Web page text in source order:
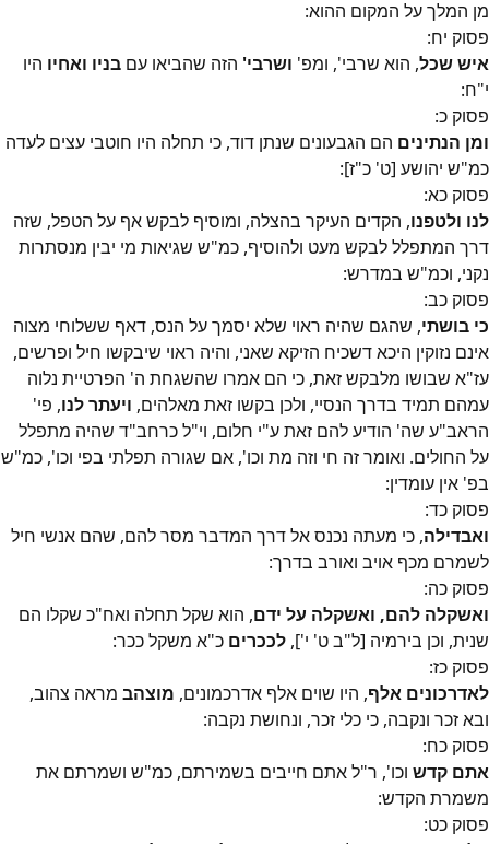
מן המלך על המקום ההוא:
פסוק יח:
איש שכל, הוא שרבי', ומפ' ושרבי' הזה שהביאו עם בניו ואחיו היו
י"ח:
פסוק כ:
ומן הנתינים הם הגבעונים שנתן דוד, כי תחלה היו חוטבי עצים לעדה
כמ"ש יהושע [ט' כ"ז]:
פסוק כא:
לנו ולטפנו, הקדים העיקר בהצלה, ומוסיף לבקש אף על הטפל, שזה
דרך המתפלל לבקש מעט ולהוסיף, כמ"ש שגיאות מי יבין מנסתרות
נקני, וכמ"ש במדרש:
פסוק כב:
כי בושתי, שהגם שהיה ראוי שלא יסמך על הנס, דאף ששלוחי מצוה
אינם נזוקין היכא דשכיח הזיקא שאני, והיה ראוי שיבקשו חיל ופרשים,
עז"א שבושו מלבקש זאת, כי הם אמרו שהשגחת ה' הפרטיית נלוה
עמהם תמיד בדרך הנסיי, ולכן בקשו זאת מאלהים, ויעתר לנו, פי'
הראב"ע שה' הודיע להם זאת ע"י חלום, וי"ל כרחב"ד שהיה מתפלל
על החולים. ואומר זה חי וזה מת וכו', אם שגורה תפלתי בפי וכו', כמ"ש
בפ' אין עומדין:
פסוק כד:
ואבדילה, כי מעתה נכנס אל דרך המדבר מסר להם, שהם אנשי חיל
לשמרם מכף אויב ואורב בדרך:
פסוק כה:
ואשקלה להם, ואשקלה על ידם, הוא שקל תחלה ואח"כ שקלו הם
שנית, וכן בירמיה [ל"ב ט' י'], לככרים כ"א משקל ככר:
פסוק כז:
לאדרכונים אלף, היו שוים אלף אדרכמונים, מוצהב מראה צהוב,
ובא זכר ונקבה, כי כלי זכר, ונחושת נקבה:
פסוק כח:
אתם קדש וכו', ר"ל אתם חייבים בשמירתם, כמ"ש ושמרתם את
משמרת הקדש:
פסוק כט: